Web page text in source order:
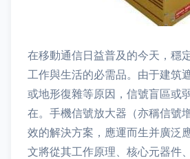
在移動通信日益普及的今天，穩
工作與生活的必需品。由于建筑
或地形復雜等原因，信號盲區或
在。手機信號放大器（亦稱信號
效的解決方案，應運而生并廣泛
文將從其工作原理、核心元器件